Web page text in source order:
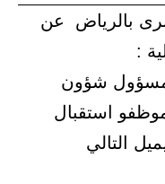
بالرياض عن
:
مسؤول شؤون
استقبال
التالي